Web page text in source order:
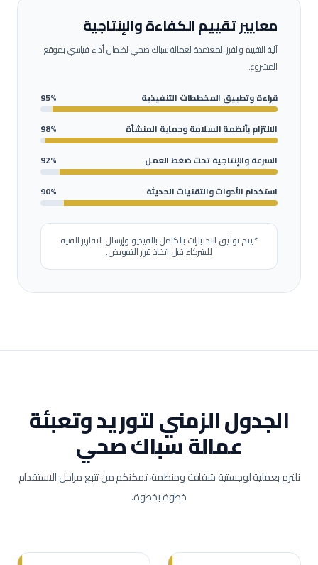
معايير تقييم الكفاءة والإنتاجية
آلية التقييم والفرز المعتمدة لعمالةسباك صحيلضمان أداء قياسي بموقع
المشروع.
قراءة وتطبيق المخططات التنفيذية
95%
الالتزام بأنظمة السلامة وحماية المنشأة
98%
السرعة والإنتاجية تحت ضغط العمل
92%
استخدام الأدوات والتقنيات الحديثة
90%
* يتم توثيق الاختبارات بالكامل بالفيديو وإرسال التقارير الفنية
للشركاء قبل اتخاذ قرار التفويض.
الجدول الزمني لتوريد وتعبئة
عمالةسباك صحي
نلتزم بعملية لوجستية شفافة ومنظمة، تمكنكم من تتبع مراحل الاستقدام
خطوة بخطوة.